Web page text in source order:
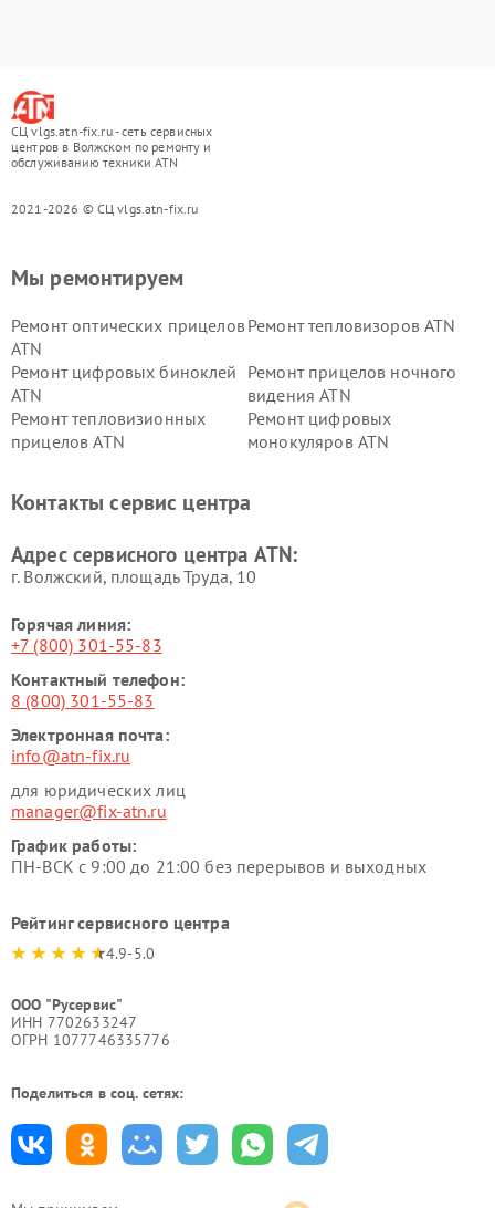
СЦ vlgs.atn-fix.ru - сеть сервисных
центров в Волжском по ремонту и
обслуживанию техники ATN
2021-2026 © СЦ vlgs.atn-fix.ru
Мы ремонтируем
Ремонт оптических прицелов
ATN
Ремонт тепловизоров ATN
Ремонт цифровых биноклей
ATN
Ремонт прицелов ночного
видения ATN
Ремонт тепловизионных
прицелов ATN
Ремонт цифровых
монокуляров ATN
Контакты сервис центра
Адрес сервисного центра ATN:
г. Волжский, площадь Труда, 10
Горячая линия:
+7 (800) 301-55-83
Контактный телефон:
8 (800) 301-55-83
Электронная почта:
info@atn-fix.ru
для юридических лиц
manager@fix-atn.ru
График работы:
ПН-ВСК с 9:00 до 21:00 без перерывов и выходных
Рейтинг сервисного центра
4.9-5.0
ООО "Русервис"
ИНН 7702633247
ОГРН 1077746335776
Поделиться в соц. сетях: